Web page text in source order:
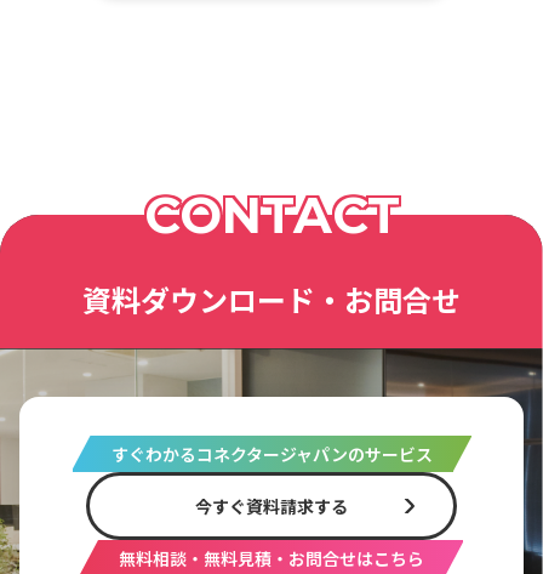
CONTACT
資料ダウンロード・お問合せ
すぐわかるコネクタージャパンのサービス
今すぐ資料請求する
無料相談・無料見積・お問合せはこちら